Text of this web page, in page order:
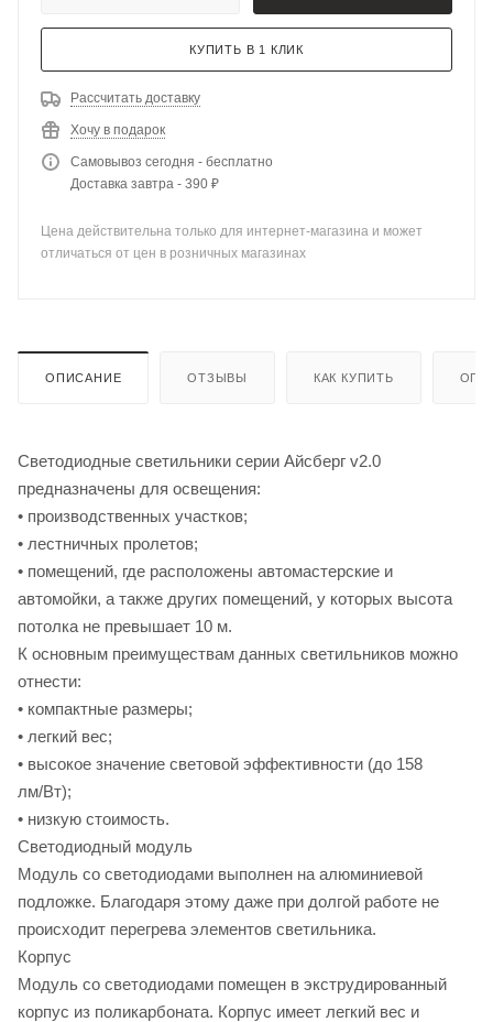
КУПИТЬ В 1 КЛИК
Рассчитать доставку
Хочу в подарок
Самовывоз сегодня - бесплатно
Доставка завтра - 390 ₽
Цена действительна только для интернет-магазина и может
отличаться от цен в розничных магазинах
ОПИСАНИЕ ОТЗЫВЫ КАК КУПИТЬ
Светодиодные светильники серии Айсберг v2.0
предназначены для освещения:
• производственных участков;
• лестничных пролетов;
• помещений, где расположены автомастерские и
автомойки, а также других помещений, у которых высота
потолка не превышает 10 м.
К основным преимуществам данных светильников можно
отнести:
• компактные размеры;
• легкий вес;
• высокое значение световой эффективности (дo 158
лм/Bт);
• низкую стоимость.
Светодиодный модуль
Модуль со светодиодами выполнен на алюминиевой
подложке. Благодаря этому даже при долгой работе не
происходит перегрева элементов светильника.
Корпус
Модуль со светодиодами помещен в экструдированный
корпус из поликарбоната. Корпус имеет легкий вес и